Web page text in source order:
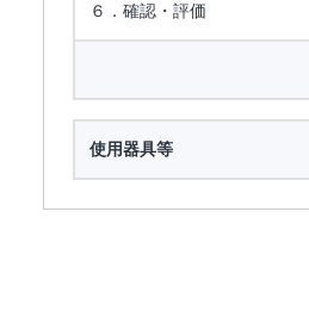
６．確認・評価
使用器具等